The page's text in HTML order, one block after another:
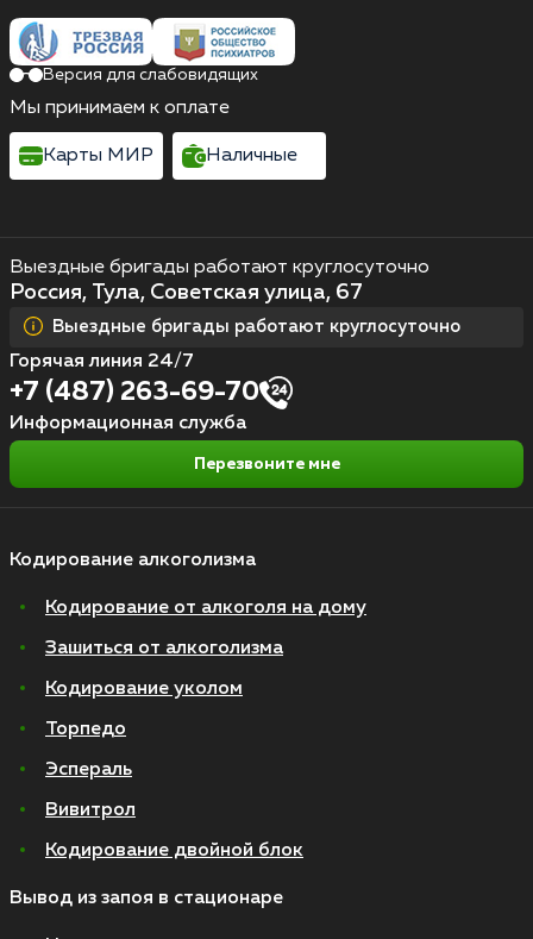
Кодирование алкоголизма
Кодирование от алкоголя на дому
Зашиться от алкоголизма
Кодирование уколом
Торпедо
Эспераль
Вивитрол
Кодирование двойной блок
Вывод из запоя в стационаре
Выездные бригады работают круглосуточно
Россия, Тула, Советская улица, 67
Выездные бригады работают круглосуточно
Горячая линия 24/7
+7 (487) 263-69-70
Информационная служба
Перезвоните мне
Версия для слабовидящих
Мы принимаем к оплате
Карты МИР Наличные